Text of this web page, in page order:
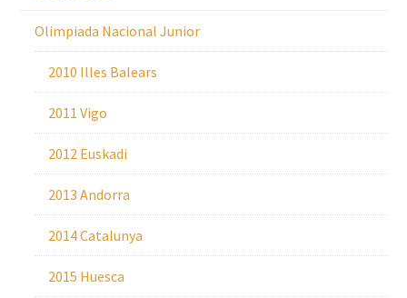
Olimpiada Nacional Junior
2010 Illes Balears
2011 Vigo
2012 Euskadi
2013 Andorra
2014 Catalunya
2015 Huesca